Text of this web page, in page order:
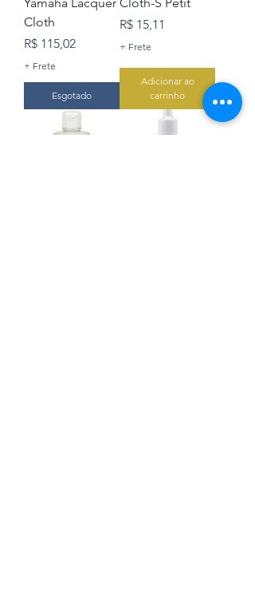
Cloth
Preço
R$ 115,02
+ Frete
Esgotado
Preço
R$ 15,11
+ Frete
Adicionar ao
carrinho